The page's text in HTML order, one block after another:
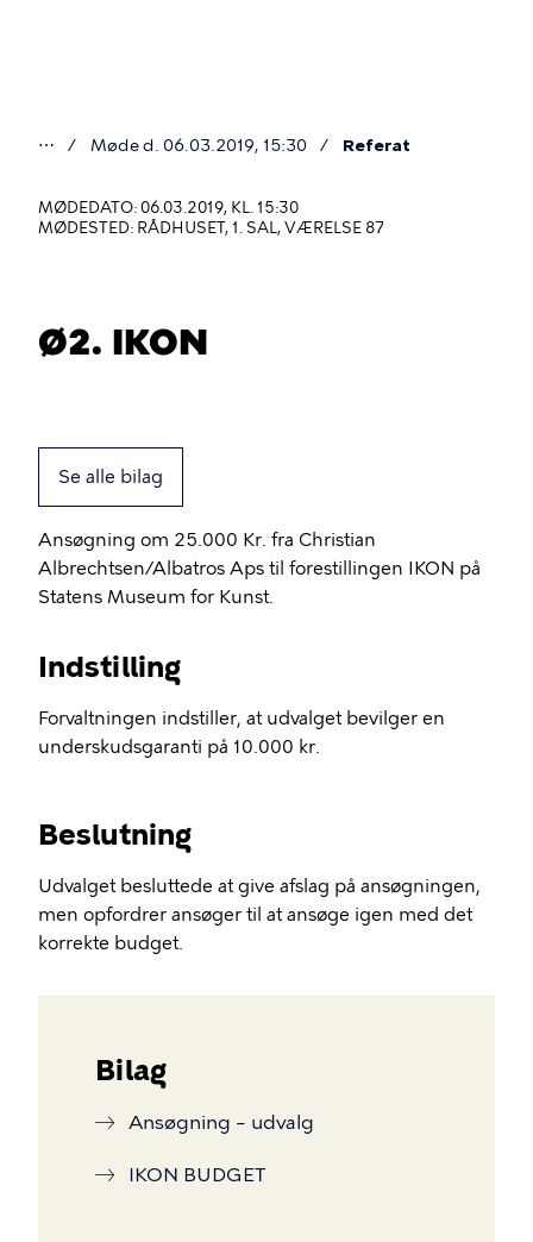
er
her
⋯ Møde d. 06.03.2019, 15:30 Referat
MØDEDATO: 06.03.2019, KL. 15:30
MØDESTED: RÅDHUSET, 1. SAL, VÆRELSE 87
Ø2. IKON
Se alle bilag
Ansøgning om 25.000 Kr. fra Christian
Albrechtsen/Albatros Aps til forestillingen IKON på
Statens Museum for Kunst.
Indstilling
Forvaltningen indstiller, at udvalget bevilger en
underskudsgaranti på 10.000 kr.
Beslutning
Udvalget besluttede at give afslag på ansøgningen,
men opfordrer ansøger til at ansøge igen med det
korrekte budget.
Bilag
Ansøgning – udvalg
IKON BUDGET